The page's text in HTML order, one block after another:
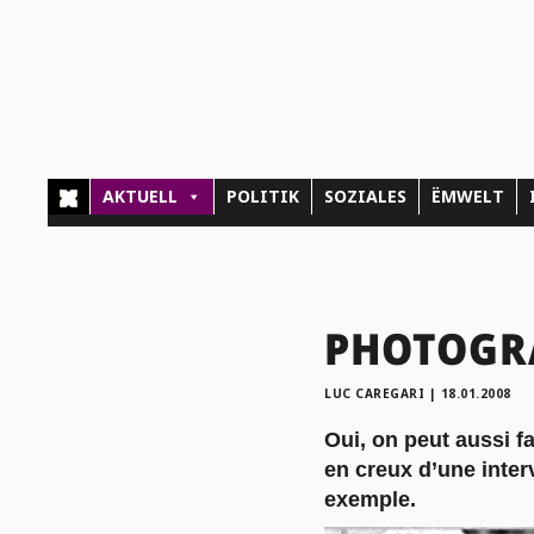
AKTUELL POLITIK SOZIALES ËMWELT
LUC CAREGARI | 18.01.2008
Oui, on peut aussi
en creux d’une
exemple.